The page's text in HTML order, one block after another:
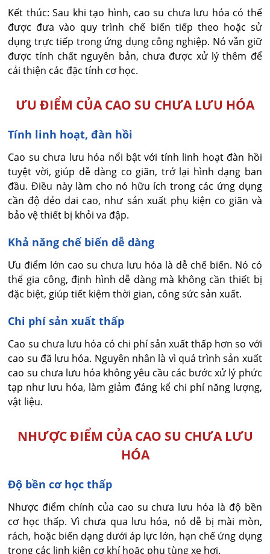
Kết thúc: Sau khi tạo hình, cao su chưa lưu hóa có thể
được đưa vào quy trình chế biến tiếp theo hoặc sử
dụng trực tiếp trong ứng dụng công nghiệp. Nó vẫn giữ
được tính chất nguyên bản, chưa được xử lý thêm để
cải thiện các đặc tính cơ học.
ƯU ĐIỂM CỦA CAO SU CHƯA LƯU HÓA
Tính linh hoạt, đàn hồi
Cao su chưa lưu hóa nổi bật với tính linh hoạt đàn hồi
tuyệt vời, giúp dễ dàng co giãn, trở lại hình dạng ban
đầu. Điều này làm cho nó hữu ích trong các ứng dụng
cần độ dẻo dai cao, như sản xuất phụ kiện co giãn và
bảo vệ thiết bị khỏi va đập.
Khả năng chế biến dễ dàng
Ưu điểm lớn cao su chưa lưu hóa là dễ chế biến. Nó có
thể gia công, định hình dễ dàng mà không cần thiết bị
đặc biệt, giúp tiết kiệm thời gian, công sức sản xuất.
Chi phí sản xuất thấp
Cao su chưa lưu hóa có chi phí sản xuất thấp hơn so với
cao su đã lưu hóa. Nguyên nhân là vì quá trình sản xuất
cao su chưa lưu hóa không yêu cầu các bước xử lý phức
tạp như lưu hóa, làm giảm đáng kể chi phí năng lượng,
vật liệu.
NHƯỢC ĐIỂM CỦA CAO SU CHƯA LƯU
HÓA
Độ bền cơ học thấp
Nhược điểm chính của cao su chưa lưu hóa là độ bền
cơ học thấp. Vì chưa qua lưu hóa, nó dễ bị mài mòn,
rách, hoặc biến dạng dưới áp lực lớn, hạn chế ứng dụng
trong các linh kiện cơ khí hoặc phụ tùng xe hơi.